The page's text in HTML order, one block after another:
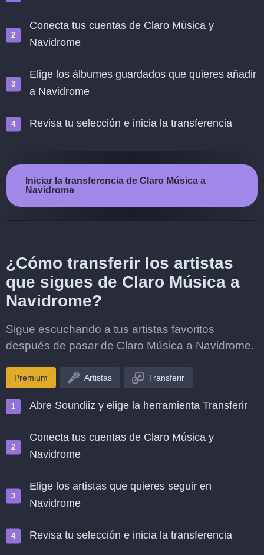
Conecta tus cuentas de Claro Música y
Navidrome
Elige los álbumes guardados que quieres añadir
a Navidrome
Revisa tu selección e inicia la transferencia
Iniciar la transferencia de Claro Música a
Navidrome
¿Cómo transferir los artistas
que sigues de Claro Música a
Navidrome?
Sigue escuchando a tus artistas favoritos
después de pasar de Claro Música a Navidrome.
Premium Artistas Transferir
Abre Soundiiz y elige la herramienta Transferir
Conecta tus cuentas de Claro Música y
Navidrome
Elige los artistas que quieres seguir en
Navidrome
Revisa tu selección e inicia la transferencia